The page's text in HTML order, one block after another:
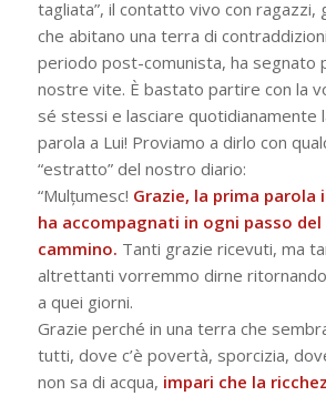
tagliata”, il contatto vivo con ragazzi,
che abitano una terra di
periodo post-comunista, ha segnato
nostre vite. È bastato partire con la
sé stessi e lasciare quotidianamente
parola a Lui! Proviamo a dirlo con
“estratto” del nostro diario:
“Mulțumesc! Grazie, la prima parola
ha accompagnati in ogni passo
cammino. Tanti grazie ricevuti, ma
altrettanti vorremmo dirne
a quei giorni.
Grazie perché in una terra che
tutti, dove c’è povertà, sporcizia,
non sa di acqua, impari che la